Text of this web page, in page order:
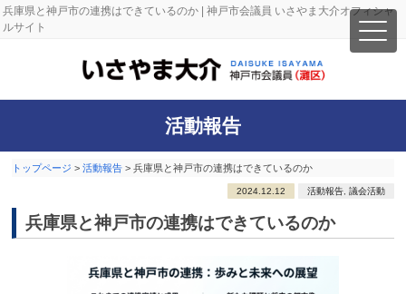
兵庫県と神戸市の連携はできているのか | 神戸市会議員 いさやま大介オフィシャ
ルサイト
活動報告
トップページ >活動報告 >兵庫県と神戸市の連携はできているのか
2024.12.12 活動報告, 議会活動
兵庫県と神戸市の連携はできているのか